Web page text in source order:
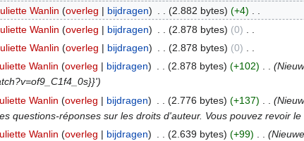
Wanlin overleg bijdragen 2.882 bytes
+4
Wanlin overleg bijdragen 2.878 bytes
0
Wanlin overleg bijdragen 2.878 bytes
0
Wanlin overleg bijdragen 2.878 bytes +102
Wanlin overleg bijdragen 2.776 bytes +137
questions-réponses sur les droits d'auteur. Vous pouvez revoir
Wanlin overleg bijdragen 2.639 bytes +99